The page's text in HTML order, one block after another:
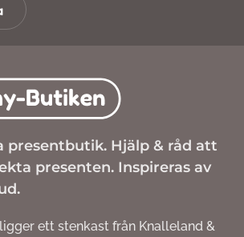
presentbutik. Hjälp & råd att
presenten. Inspireras av
ett stenkast från Knalleland &